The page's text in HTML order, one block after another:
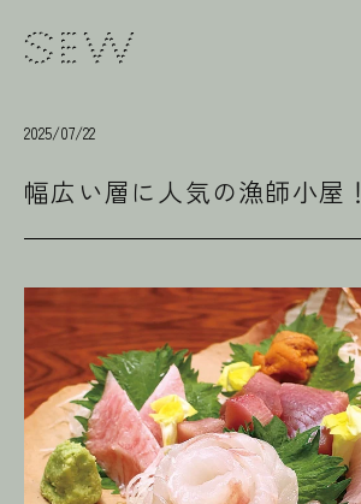
ンツに
進む
2025/07/22
幅広い層に人気の漁師小屋！